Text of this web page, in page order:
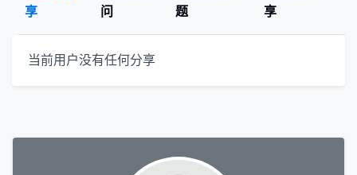
享
问
题
享
当前用户没有任何分享